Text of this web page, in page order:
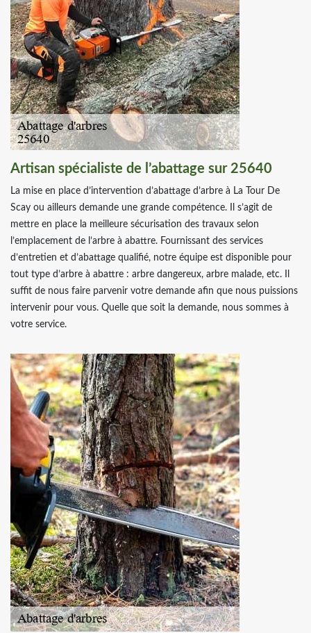
Artisan spécialiste de l’abattage sur 25640
La mise en place d’intervention d’abattage d’arbre à La Tour De
Scay ou ailleurs demande une grande compétence. Il s’agit de
mettre en place la meilleure sécurisation des travaux selon
l’emplacement de l’arbre à abattre. Fournissant des services
d’entretien et d’abattage qualifié, notre équipe est disponible pour
tout type d’arbre à abattre : arbre dangereux, arbre malade, etc. Il
suffit de nous faire parvenir votre demande afin que nous puissions
intervenir pour vous. Quelle que soit la demande, nous sommes à
votre service.